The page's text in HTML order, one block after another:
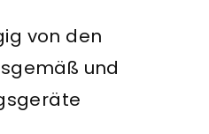
von den
und